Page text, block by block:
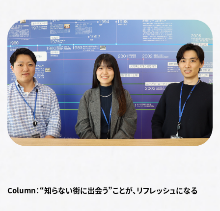
Column：“知らない街に出会う”ことが、リフレッシュになる